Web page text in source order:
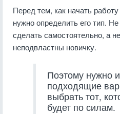
Перед тем, как начать
нужно определить его тип.
сделать самостоятельно, а
неподвластны новичку.
Поэтому нужно
подходящие
выбрать тот,
будет по силам.